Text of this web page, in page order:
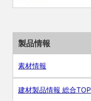
製品情報
素材情報
建材製品情報 総合TOP